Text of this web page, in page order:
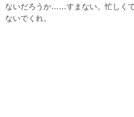
ないだろうか……すまない。忙しく
ないでくれ。